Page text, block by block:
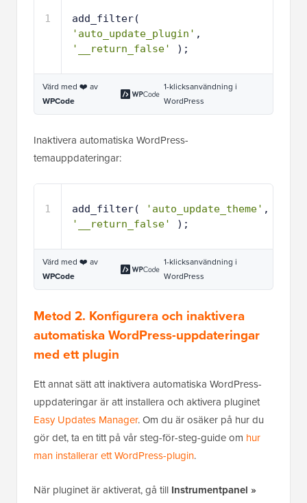
1
'auto_update_plugin'
'__return_false'
);
Värd med ❤️ av
WPCode
1-klicksanvändning i
WordPress
Inaktivera automatiska WordPress-
temauppdateringar:
1 add_filter( 'auto_update_theme'
'__return_false'
);
Värd med ❤️ av
WPCode
1-klicksanvändning i
WordPress
Metod 2. Konfigurera och inaktivera
automatiska WordPress-uppdateringar
med ett plugin
Ett annat sätt att inaktivera automatiska WordPress-
uppdateringar är att installera och aktivera pluginet
Easy Updates Manager. Om du är osäker på hur du
gör det, ta en titt på vår steg-för-steg-guide om hur
man installerar ett WordPress-plugin.
När pluginet är aktiverat, gå till Instrumentpanel »